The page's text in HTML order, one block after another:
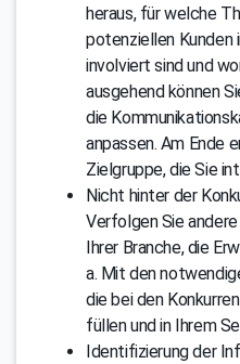
heraus, für welche
potenziellen Kunden
involviert sind und
ausgehend können
die
anpassen. Am Ende
Zielgruppe, die Sie
Nicht hinter der
Verfolgen Sie
Ihrer Branche, die
a. Mit den
die bei den
füllen und in Ihrem
Identifizierung der